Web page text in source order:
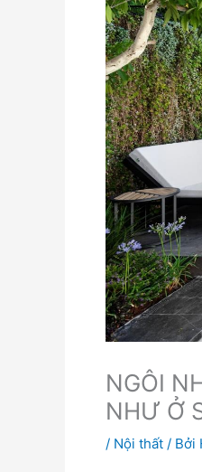
NGÔI
NHƯ Ở
/ Nội thất / Bởi